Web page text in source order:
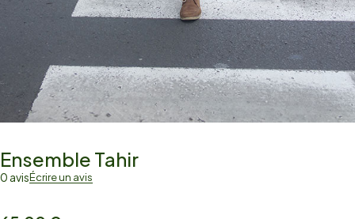
Ensemble Tahir
0 avisÉcrire un avis